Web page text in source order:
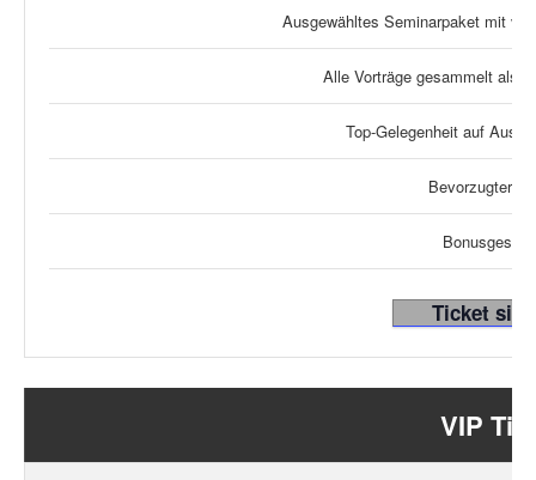
Ausgewähltes Seminarpaket mit
Alle Vorträge gesammelt als
Top-Gelegenheit auf
Bevorzugter
Ticket
VIP